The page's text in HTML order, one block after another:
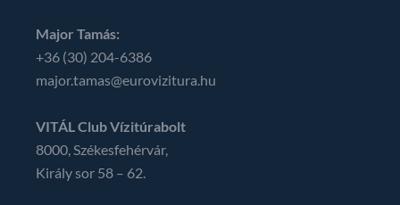
Major Tamás:
+36 (30) 204-6386
major.tamas@eurovizitura.hu
VITÁL Club Vízitúrabolt
8000, Székesfehérvár,
Király sor 58 – 62.